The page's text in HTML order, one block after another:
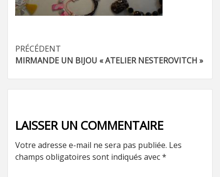
Navigation
d’article
PRÉCÉDENT
MIRMANDE UN BIJOU « ATELIER NESTEROVITCH »
LAISSER UN COMMENTAIRE
Votre adresse e-mail ne sera pas publiée. Les
champs obligatoires sont indiqués avec*